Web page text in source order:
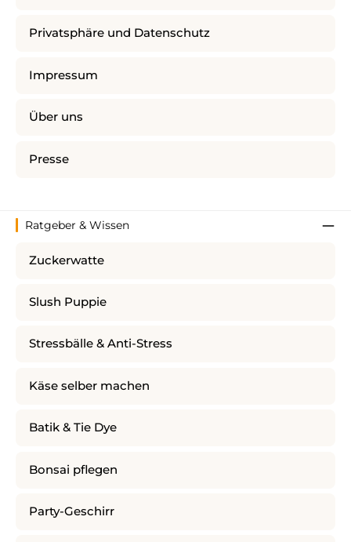
Privatsphäre und Datenschutz
Impressum
Über uns
Presse
Ratgeber & Wissen
Zuckerwatte
Slush Puppie
Stressbälle & Anti-Stress
Käse selber machen
Batik & Tie Dye
Bonsai pflegen
Party-Geschirr